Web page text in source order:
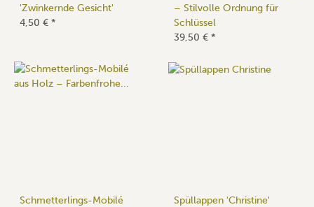
'Zwinkernde Gesicht'
4,50 € *
– Stilvolle Ordnung für
Schlüssel
39,50 € *
Schmetterlings-Mobilé
Spüllappen 'Christine'